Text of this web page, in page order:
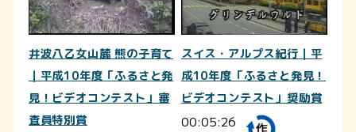
井波八乙女山麓 熊の子育て
｜平成10年度「ふるさと発
見！ビデオコンテスト」審
査員特別賞
スイス・アルプス紀行｜平
成10年度「ふるさと発見！
ビデオコンテスト」奨励賞
00:05:26